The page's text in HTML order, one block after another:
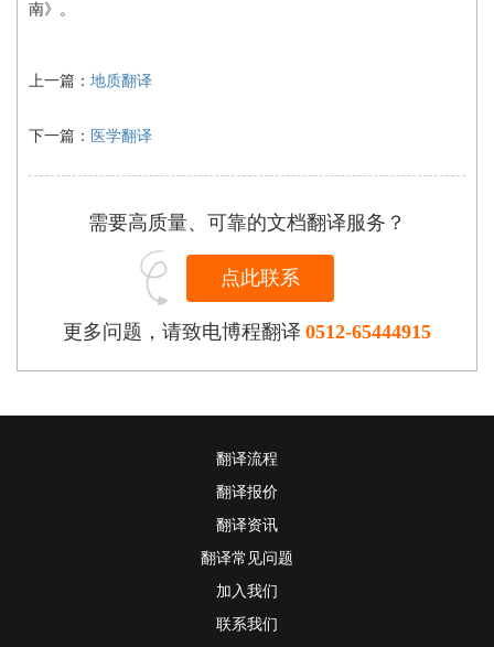
南》。
上一篇： 地质翻译
下一篇： 医学翻译
需要高质量、可靠的文档翻译服务？
点此联系
更多问题，请致电博程翻译 0512-65444915
翻译流程
翻译报价
翻译资讯
翻译常见问题
加入我们
联系我们